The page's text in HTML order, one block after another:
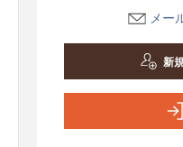
メー
新